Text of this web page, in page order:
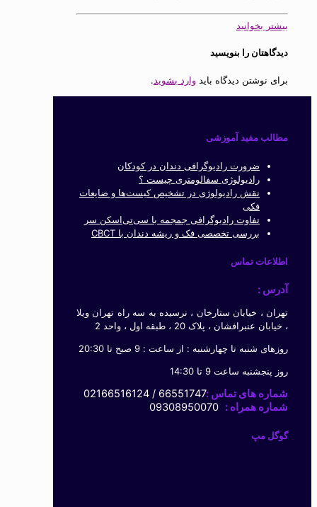
بیشتر بخوانید
دیدگاهتان را بنویسید
برای نوشتن دیدگاه باید وارد بشوید.
مطالب مفید آموزشی
ضرورت رادیوگرافی دندان در کودکان
رادیولوژی سفالومتری چیست ؟
نقش رادیولوژی در تشخیص کیست‌ها و ضایعات
فکی
تفاوت رادیوگرافی جمجمه با سی‌تی‌اسکن سر
بررسی تخصصی فک و ریشه دندان با CBCT
اطلاعات تماس
آدرس :
تهران ، خیابان ستارخان ، نرسیده به سه راه تهران ویلا
، خیابان عنبرافشان ، پلاک 20 ، طبقه اول ، واحد 2
روزهای شنبه تا چهارشنبه : از ساعت : 9 صبح تا 20:30
روز پنجشنبه ساعت 9 تا 14:30
شماره های تماس :66551747 / 02166516124
شماره همراه : 09308950070
گوگل مپ